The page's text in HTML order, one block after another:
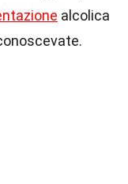
alcolica